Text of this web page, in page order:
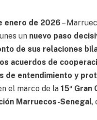
enero de 2026 –
un nuevo paso
de sus relaciones
acuerdos de
de entendimiento y
el marco de la 15ª Gran
Marruecos-Senegal,